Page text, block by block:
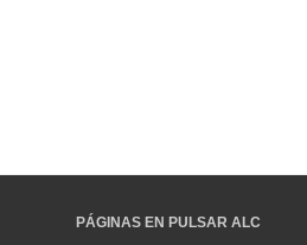
PÁGINAS EN PULSAR ALC